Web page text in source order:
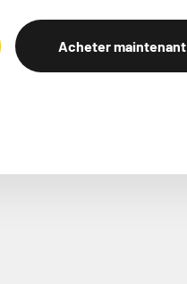
Acheter maintenant